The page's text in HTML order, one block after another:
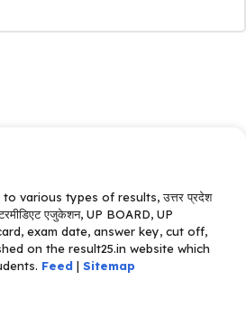
various types of results, उत्तर प्रदेश
एजुकेशन, UP BOARD, UP
exam date, answer key, cut off,
on the result25.in website which
Feed | Sitemap